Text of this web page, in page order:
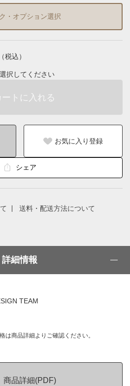
・オプション選択
（税込）
択してください
お気に入り登録
シェア
送料・配送方法について
詳細情報
TEAM
は商品詳細よりご確認ください。
商品詳細(PDF)